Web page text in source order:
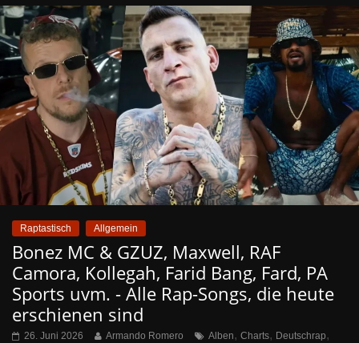
Raptastisch Allgemein
Bonez MC & GZUZ, Maxwell, RAF
Camora, Kollegah, Farid Bang, Fard, PA
Sports uvm. - Alle Rap-Songs, die heute
erschienen sind
26. Juni 2026 Armando Romero Alben, Charts, Deutschrap,